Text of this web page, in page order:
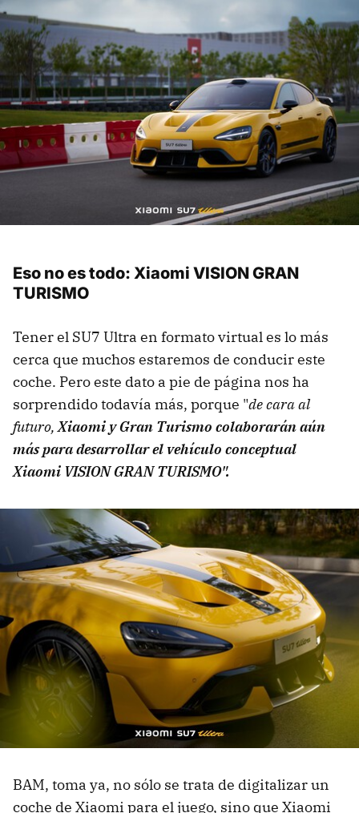
Eso no es todo: Xiaomi VISION GRAN
TURISMO
Tener el SU7 Ultra en formato virtual es lo más
cerca que muchos estaremos de conducir este
coche. Pero este dato a pie de página nos ha
sorprendido todavía más, porque "de cara al
futuro,Xiaomi y Gran Turismo colaborarán aún
más para desarrollar el vehículo conceptual
Xiaomi VISION GRAN TURISMO".
BAM, toma ya, no sólo se trata de digitalizar un
coche de Xiaomi para el juego, sino que Xiaomi